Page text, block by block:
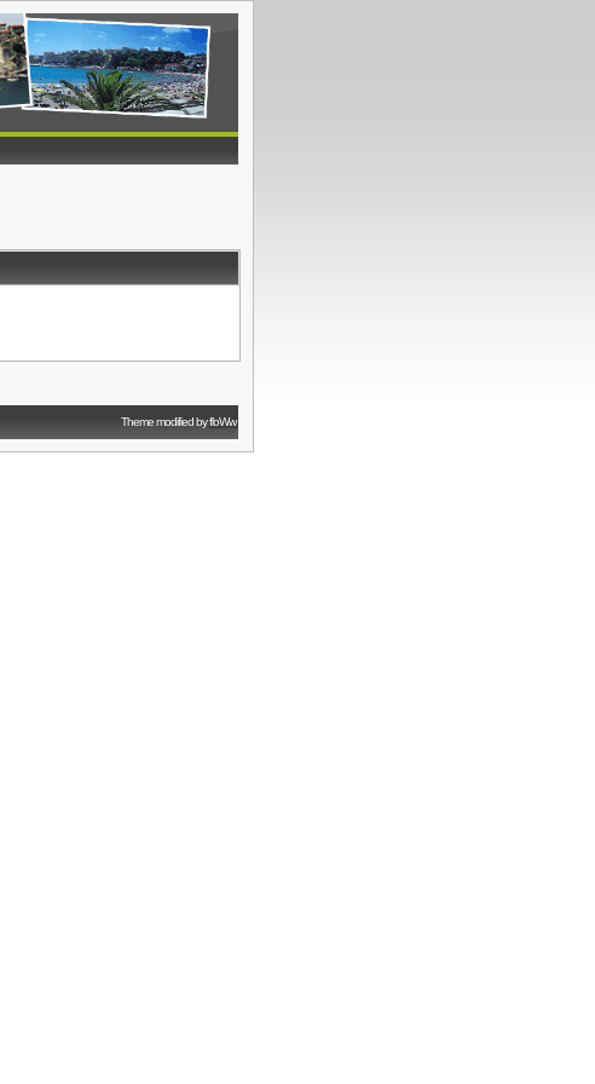
Theme modified byfloWw